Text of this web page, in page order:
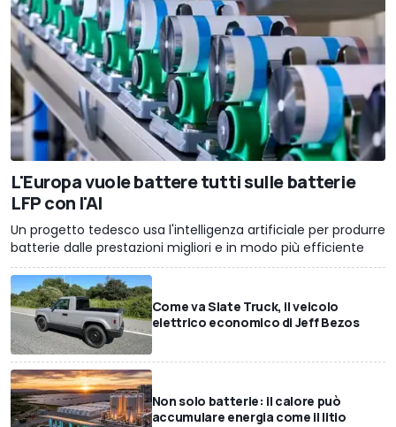
L'Europa vuole battere tutti sulle batterie
LFP con l'AI
Un progetto tedesco usa l'intelligenza artificiale per produrre
batterie dalle prestazioni migliori e in modo più efficiente
Come va Slate Truck, il veicolo
elettrico economico di Jeff Bezos
Non solo batterie: il calore può
accumulare energia come il litio